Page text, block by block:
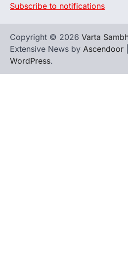
Subscribe to notifications
Copyright © 2026 Varta
Extensive News by Ascendoor
WordPress.